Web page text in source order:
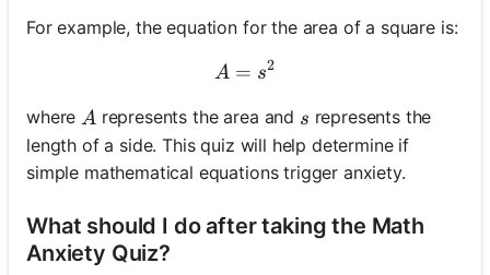
For example, the equation for the area of a square is:
A = s^2
A = s2
where A
A represents the area and s
s represents the
length of a side. This quiz will help determine if
simple mathematical equations trigger anxiety.
What should I do after taking the Math
Anxiety Quiz?